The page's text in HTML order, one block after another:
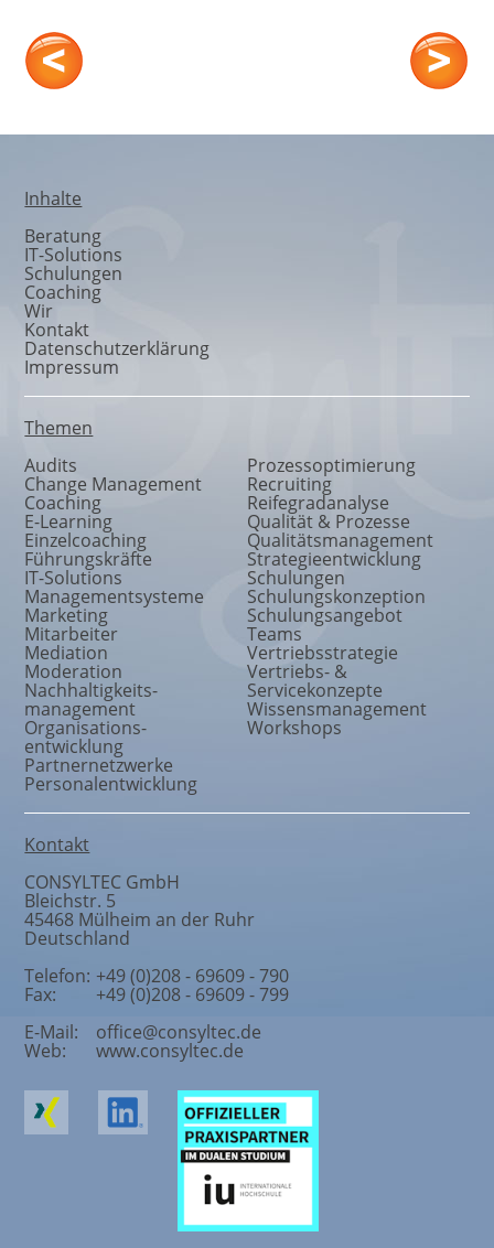
Inhalte
Beratung
IT-Solutions
Schulungen
Coaching
Wir
Kontakt
Datenschutzerklärung
Impressum
Themen
Audits
Change Management
Coaching
E-Learning
Einzelcoaching
Führungskräfte
IT-Solutions
Managementsysteme
Marketing
Mitarbeiter
Mediation
Moderation
Nachhaltigkeits-
management
Organisations-
entwicklung
Partnernetzwerke
Personalentwicklung
Prozessoptimierung
Recruiting
Reifegradanalyse
Qualität & Prozesse
Qualitätsmanagement
Strategieentwicklung
Schulungen
Schulungskonzeption
Schulungsangebot
Teams
Vertriebsstrategie
Vertriebs- &
Servicekonzepte
Wissensmanagement
Workshops
Kontakt
CONSYLTEC GmbH
Bleichstr. 5
45468 Mülheim an der Ruhr
Deutschland
Telefon: +49 (0)208 - 69609 - 790
Fax:
+49 (0)208 - 69609 - 799
E-Mail:
office@consyltec.de
Web: www.consyltec.de